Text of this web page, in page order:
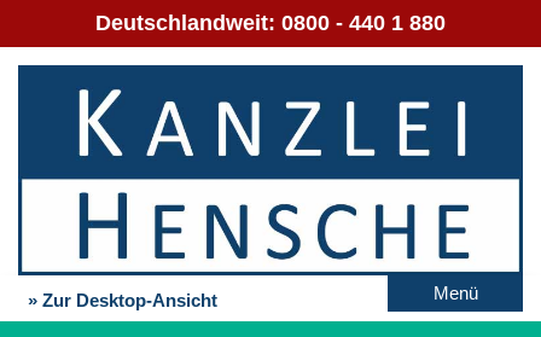
Deutschlandweit: 0800 - 440 1 880
» Zur Desktop-Ansicht Menü